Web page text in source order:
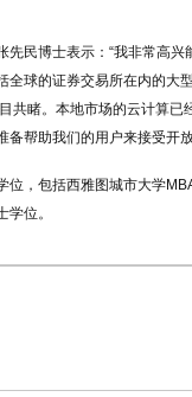
先民博士表示：“我非常高兴
全球的证券交易所在内的大
共睹。本地市场的云计算已
备帮助我们的用户来接受开放
位，包括西雅图城市大学
位。